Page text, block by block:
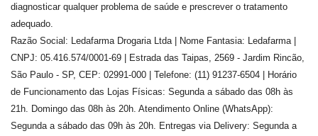
diagnosticar qualquer problema de saúde e prescrever o tratamento
adequado.
Razão Social: Ledafarma Drogaria Ltda | Nome Fantasia: Ledafarma |
CNPJ: 05.416.574/0001-69 | Estrada das Taipas, 2569 - Jardim Rincão,
São Paulo - SP, CEP: 02991-000 | Telefone: (11) 91237-6504 | Horário
de Funcionamento das Lojas Físicas: Segunda a sábado das 08h às
21h. Domingo das 08h às 20h. Atendimento Online (WhatsApp):
Segunda a sábado das 09h às 20h. Entregas via Delivery: Segunda a